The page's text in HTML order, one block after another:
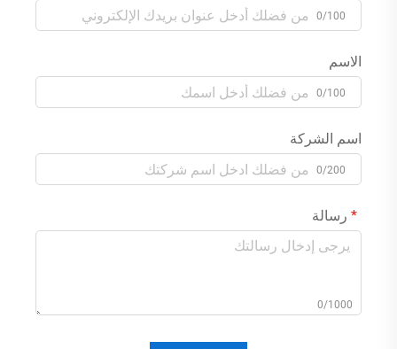
0/100
الاسم
0/100
اسم الشركة
0/200
رسالة
0/1000